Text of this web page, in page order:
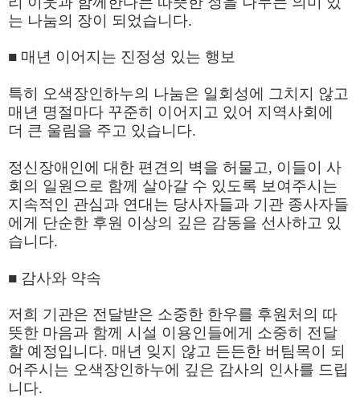
는 나눔의 장이 되었습니다.
■ 매년 이어지는 진정성 있는 행보
특히 오색장인하누의 나눔은 일회성에 그치지 않고
매년 명절마다 꾸준히 이어지고 있어 지역사회에
더 큰 울림을 주고 있습니다.
정신장애인에 대한 편견의 벽을 허물고, 이들이 사
회의 일원으로 함께 살아갈 수 있도록 보여주시는
지속적인 관심과 연대는 당사자들과 기관 종사자들
에게 단순한 후원 이상의 깊은 감동을 선사하고 있
습니다.
■ 감사와 약속
저희 기관은 전달받은 소중한 한우를 후원처의 따
뜻한 마음과 함께 시설 이용인들에게 소중히 전달
할 예정입니다. 매년 잊지 않고 든든한 버팀목이 되
어주시는 오색장인하누에 깊은 감사의 인사를 드립
니다.